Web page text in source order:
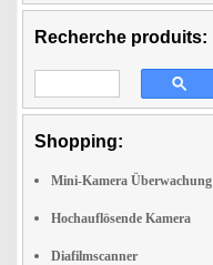
Recherche produits:
Shopping:
Mini-Kamera Überwachung
Hochauflösende Kamera
Diafilmscanner